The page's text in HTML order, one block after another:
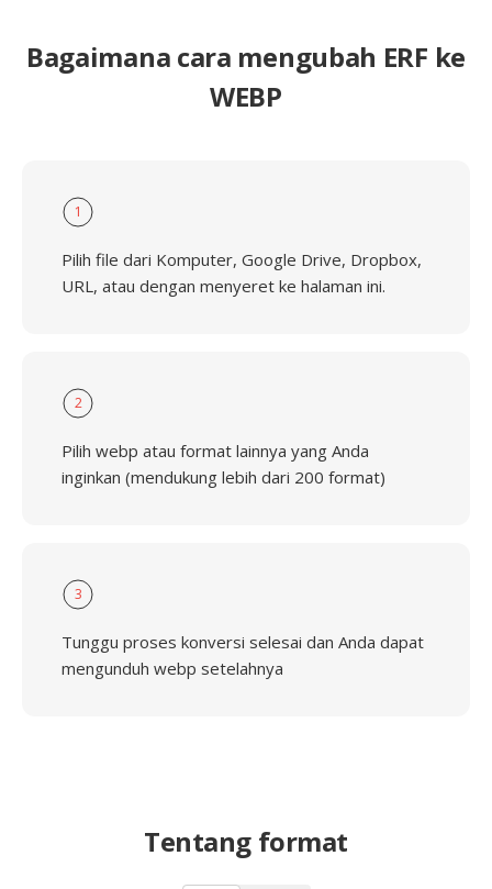
Bagaimana cara mengubah ERF ke
WEBP
1
Pilih file dari Komputer, Google Drive, Dropbox,
URL, atau dengan menyeret ke halaman ini.
2
Pilih webp atau format lainnya yang Anda
inginkan (mendukung lebih dari 200 format)
3
Tunggu proses konversi selesai dan Anda dapat
mengunduh webp setelahnya
Tentang format